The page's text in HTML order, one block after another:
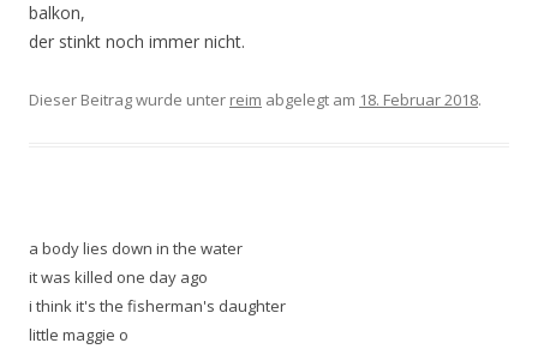
balkon,
der stinkt noch immer nicht.
Dieser Beitrag wurde unter reim abgelegt am 18. Februar 2018.
a body lies down in the water
it was killed one day ago
i think it's the fisherman's daughter
little maggie o